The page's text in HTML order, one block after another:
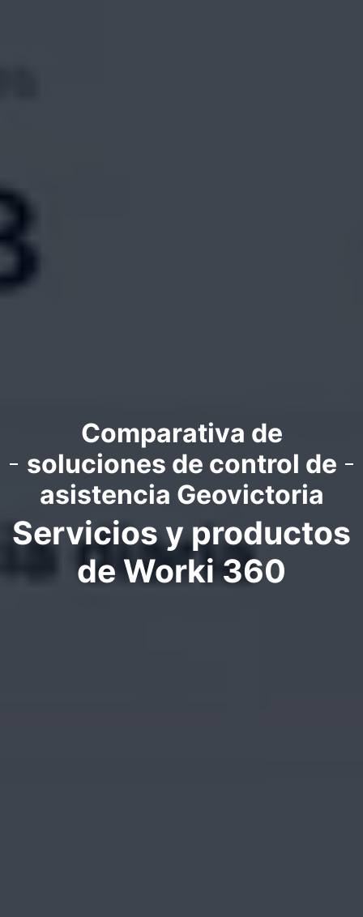
Comparativa de
soluciones de control de
asistencia Geovictoria
Servicios y productos
de Worki 360